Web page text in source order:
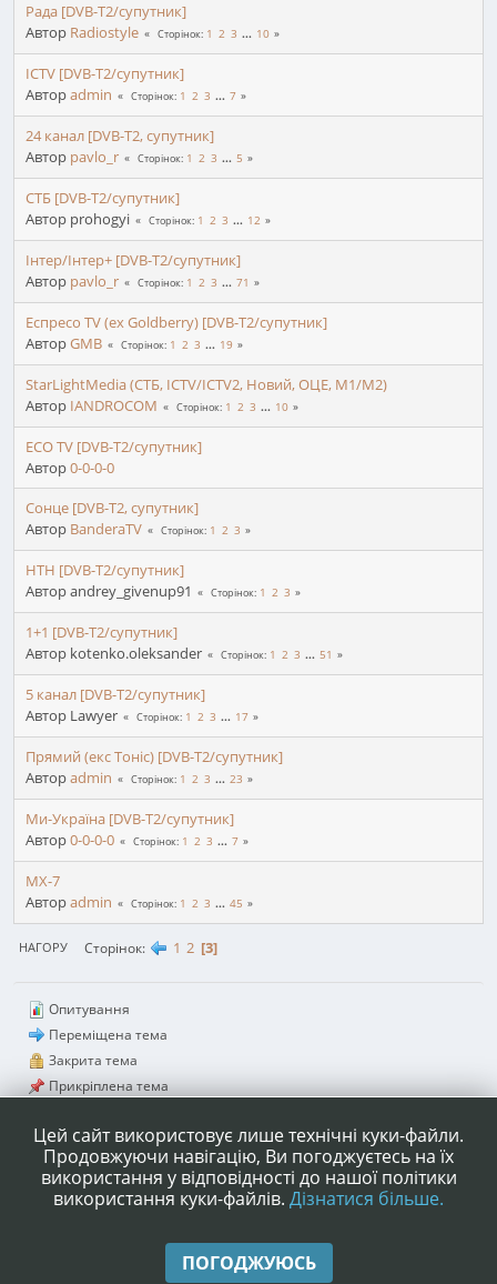
Рада [DVB-T2/супутник]
Автор Radiostyle Сторінок 1 2 3 ... 10
ICTV [DVB-T2/супутник]
Авторadmin Сторінок 1 2 3 ... 7
24 канал [DVB-T2, супутник]
Автор pavlo_r Сторінок 1 2 3 ... 5
СТБ [DVB-T2/супутник]
Автор prohogyi
Сторінок 1 2 3 ... 12
Інтер/Інтер+ [DVB-T2/супутник]
Автор pavlo_r Сторінок 1 2 3 ... 71
Еспресо TV (ex Goldberry) [DVB-T2/супутник]
АвторGMB Сторінок 1 2 3 ... 19
StarLightMedia (СТБ, ICTV/ICTV2, Новий, ОЦЕ, М1/М2)
Автор IANDROCOM Сторінок 1 2 3 ... 10
ECO TV [DVB-T2/супутник]
Автор0-0-0-0
Сонце [DVB-T2, супутник]
Автор BanderaTV Сторінок 1 2 3
НТН [DVB-T2/супутник]
Автор andrey_givenup91
Сторінок 1 2 3
1+1 [DVB-T2/супутник]
Автор kotenko.oleksander
Сторінок 1 2 3 ... 51
5 канал [DVB-T2/супутник]
Автор Lawyer
Сторінок 1 2 3 ... 17
Прямий (екс Тоніс) [DVB-T2/супутник]
Авторadmin Сторінок 1 2 3 ... 23
Ми-Україна [DVB-T2/супутник]
Автор0-0-0-0 Сторінок 1 2 3 ... 7
МХ-7
Авторadmin Сторінок 1 2 3 ... 45
НАГОРУ Сторінок 1 2 3
Опитування
Переміщена тема
Закрита тема
Прикріплена тема
Допомога|Умови та правила|Нагору ▲
SMF 2.1.4 © 2023,Simple Machines
Цей сайт використовує лише технічні куки-файли.
Продовжуючи навігацію, Ви погоджуєтесь на їх
використання у відповідності до нашої політики
використання куки-файлів. Дізнатися більше.
ПОГОДЖУЮСЬ